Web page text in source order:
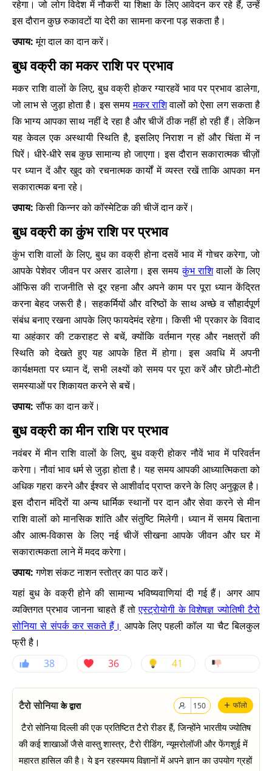
रहेगा। जो लोग विदेश में नौकरी या शिक्षा के लिए आवेदन कर रहे हैं, उन्हें
इस दौरान कुछ रुकावटों या देरी का सामना करना पड़ सकता है।
उपाय:मूंग दाल का दान करें।
बुध वक्री का मकर राशि पर प्रभाव
मकर राशि वालों के लिए, बुध वक्री होकर ग्यारहवें भाव पर प्रभाव डालेगा,
जो लाभ से जुड़ा होता है। इस समयमकर राशिवालों को ऐसा लग सकता है
कि भाग्य आपका साथ नहीं दे रहा है और चीजें ठीक नहीं हो रही हैं। लेकिन
यह केवल एक अस्थायी स्थिति है, इसलिए निराश न हों और चिंता में न
घिरें। धीरे-धीरे सब कुछ सामान्य हो जाएगा। इस दौरान सकारात्मक चीज़ों
पर ध्यान दें और खुद को रचनात्मक कार्यों में व्यस्त रखें ताकि आपका मन
सकारात्मक बना रहे।
उपाय:किसी किन्नर को कॉस्मेटिक की चीजें दान करें।
बुध वक्री का कुंभ राशि पर प्रभाव
कुंभ राशि वालों के लिए, बुध का वक्री होना दसवें भाव में गोचर करेगा, जो
आपके पेशेवर जीवन पर असर डालेगा। इस समयकुंभ राशिवालों के लिए
ऑफिस की राजनीति से दूर रहना और अपने काम पर पूरा ध्यान केंद्रित
करना बेहद जरूरी है। सहकर्मियों और वरिष्ठों के साथ अच्छे व सौहार्दपूर्ण
संबंध बनाए रखना आपके लिए फायदेमंद रहेगा। किसी भी प्रकार के विवाद
या अहंकार की टकराहट से बचें, क्योंकि वर्तमान ग्रह और नक्षत्रों की
स्थिति को देखते हुए यह आपके हित में होगा। इस अवधि में अपनी
कार्यक्षमता पर ध्यान दें, सभी लक्ष्यों को समय पर पूरा करें और छोटी-मोटी
समस्याओं पर शिकायत करने से बचें।
उपाय:सौंफ का दान करें।
बुध वक्री का मीन राशि पर प्रभाव
नवंबर में मीन राशि वालों के लिए, बुध वक्री होकर नौवें भाव में परिवर्तन
करेगा। नौवां भाव धर्म से जुड़ा होता है। यह समय आपकी आध्यात्मिकता को
अधिक गहरा करने और ईश्वर से आशीर्वाद प्राप्त करने के लिए अनुकूल है।
इस दौरान मंदिरों या अन्य धार्मिक स्थानों पर दान और सेवा करने से मीन
राशि वालों को मानसिक शांति और संतुष्टि मिलेगी। ध्यान में समय बिताना
और आत्म-विकास के लिए नई चीजें सीखना आपके जीवन और घर में
सकारात्मकता लाने में मदद करेगा।
उपाय:गणेश संकट नाशन स्तोत्र का पाठ करें।
यहां बुध के वक्री होने की सामान्य भविष्यवाणियां दी गई हैं। अगर आप
व्यक्तिगत प्रभाव जानना चाहते हैं तोएस्ट्रोयोगी के विशेषज्ञ ज्योतिषी टैरो
सोनिया से संपर्क कर सकते हैं। आपके लिए पहली कॉल या चैट बिलकुल
फ्री है।
38
36 41
+ फॉलो
150
टैरो सोनियाके द्वारा
टैरो सोनिया दिल्ली की एक प्रतिष्टित टैरो रीडर हैं, जिन्होंने भारतीय ज्योतिष
की कई शाखाओं जैसे वास्तु शास्त्र, टैरो रीडिंग, न्यूमरोलॉजी और फेंगशुई में
महारत हासिल की है। ये इन रहस्यमय विज्ञानों में अपने ज्ञान का उपयोग ग्रहों